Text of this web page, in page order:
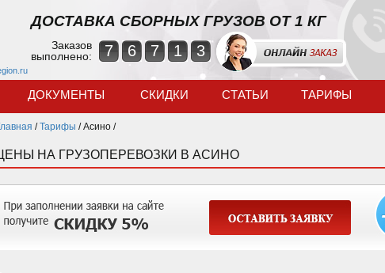
ДОСТАВКА СБОРНЫХ ГРУЗОВ ОТ 1 КГ
Заказов
выполнено:
7 6 7 1 3
ДОКУМЕНТЫ СКИДКИ СТАТЬИ ТАРИФЫ
/Тарифы /Асино /
НА ГРУЗОПЕРЕВОЗКИ В АСИНО